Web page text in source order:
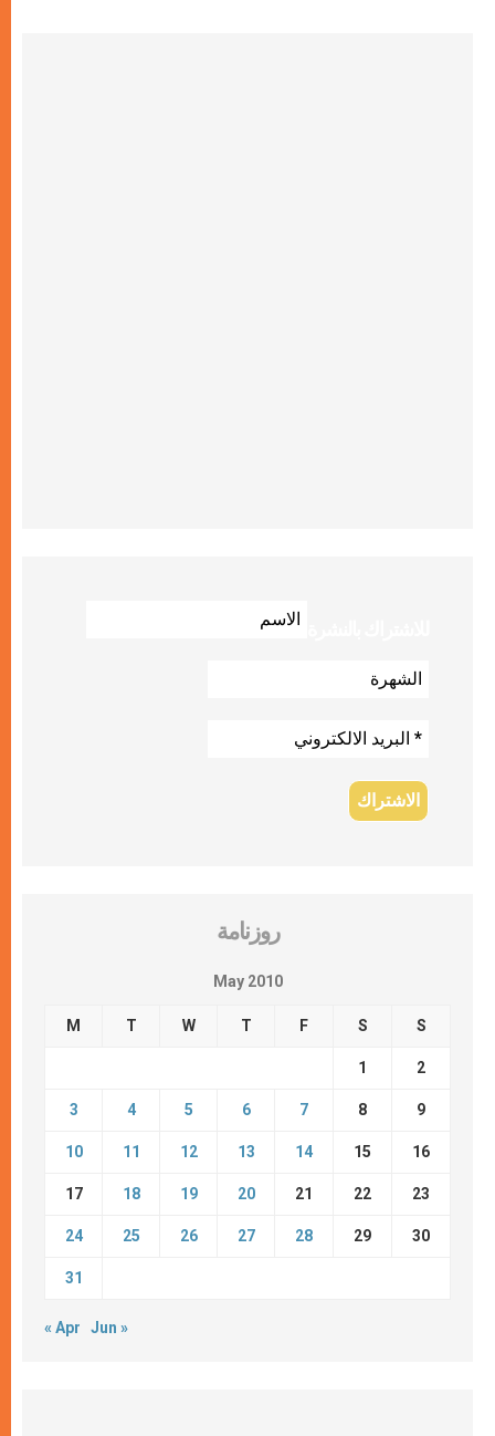
روزنامة
May 2010
M T W T F S S
1 2
3 4 5 6 7 8 9
10 11 12 13 14 15 16
17 18 19 20 21 22 23
24 25 26 27 28 29 30
31
« Apr Jun »